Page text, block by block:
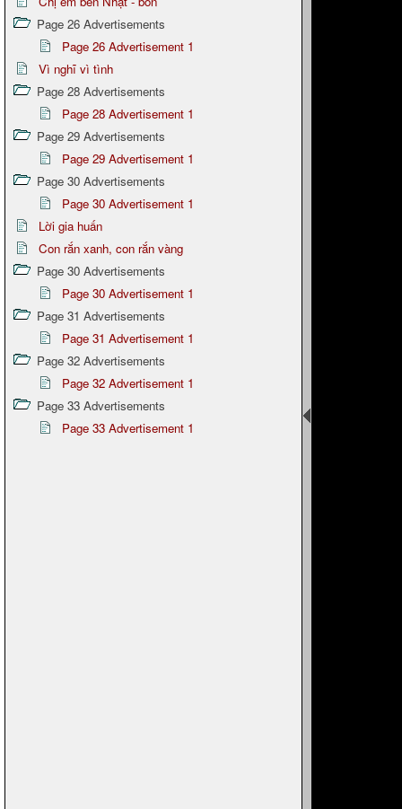
Page 26 Advertisements
Page 26 Advertisement 1
Vì nghĩ vì tình
Page 28 Advertisements
Page 28 Advertisement 1
Page 29 Advertisements
Page 29 Advertisement 1
Page 30 Advertisements
Page 30 Advertisement 1
Lời gia huấn
Con rắn xanh, con rắn vàng
Page 30 Advertisements
Page 30 Advertisement 1
Page 31 Advertisements
Page 31 Advertisement 1
Page 32 Advertisements
Page 32 Advertisement 1
Page 33 Advertisements
Page 33 Advertisement 1